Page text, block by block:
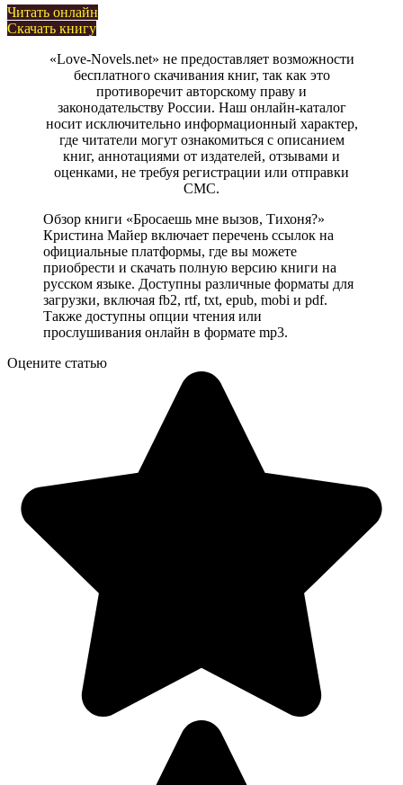
Читать онлайн
Скачать книгу
«Love-Novels.net» не предоставляет возможности
бесплатного скачивания книг, так как это
противоречит авторскому праву и
законодательству России. Наш онлайн-каталог
носит исключительно информационный характер,
где читатели могут ознакомиться с описанием
книг, аннотациями от издателей, отзывами и
оценками, не требуя регистрации или отправки
СМС.
Обзор книги «Бросаешь мне вызов, Тихоня?»
Кристина Майер включает перечень ссылок на
официальные платформы, где вы можете
приобрести и скачать полную версию книги на
русском языке. Доступны различные форматы для
загрузки, включая fb2, rtf, txt, epub, mobi и pdf.
Также доступны опции чтения или
прослушивания онлайн в формате mp3.
Оцените статью